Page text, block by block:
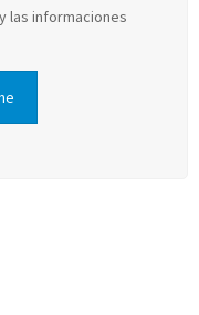
las informaciones